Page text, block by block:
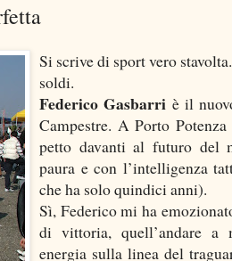
Si scrive di sport vero
soldi.
Federico Gasbarri è il
Campestre. A Porto
petto davanti al futuro del
paura e con l’intelligenza
che ha solo quindici anni).
Sì, Federico mi ha
di vittoria, quell’andare a
energia sulla linea del